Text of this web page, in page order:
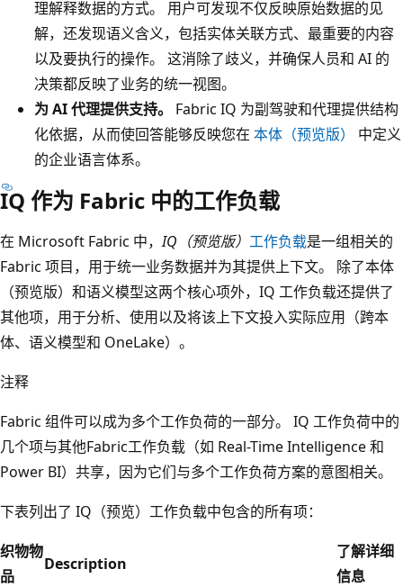
理解释数据的方式。 用户可发现不仅反映原始数据的见
解，还发现语义含义，包括实体关联方式、最重要的内容
以及要执行的操作。 这消除了歧义，并确保人员和 AI 的
决策都反映了业务的统一视图。
为 AI 代理提供支持。
Fabric IQ 为副驾驶和代理提供结构
化依据，从而使回答能够反映您在 本体（预览版）
中定义
的企业语言体系。
IQ 作为 Fabric 中的工作负载
在 Microsoft Fabric 中，IQ（预览版） 工作负载是一组相关的
Fabric 项目，用于统一业务数据并为其提供上下文。 除了本体
（预览版）和语义模型这两个核心项外，IQ 工作负载还提供了
其他项，用于分析、使用以及将该上下文投入实际应用（跨本
体、语义模型和 OneLake）。
注释
Fabric 组件可以成为多个工作负荷的一部分。 IQ 工作负荷中的
几个项与其他Fabric工作负载（如 Real-Time Intelligence 和
Power BI）共享，因为它们与多个工作负荷方案的意图相关。
下表列出了 IQ（预览）工作负载中包含的所有项：
织物物
品
Description
了解详细
信息